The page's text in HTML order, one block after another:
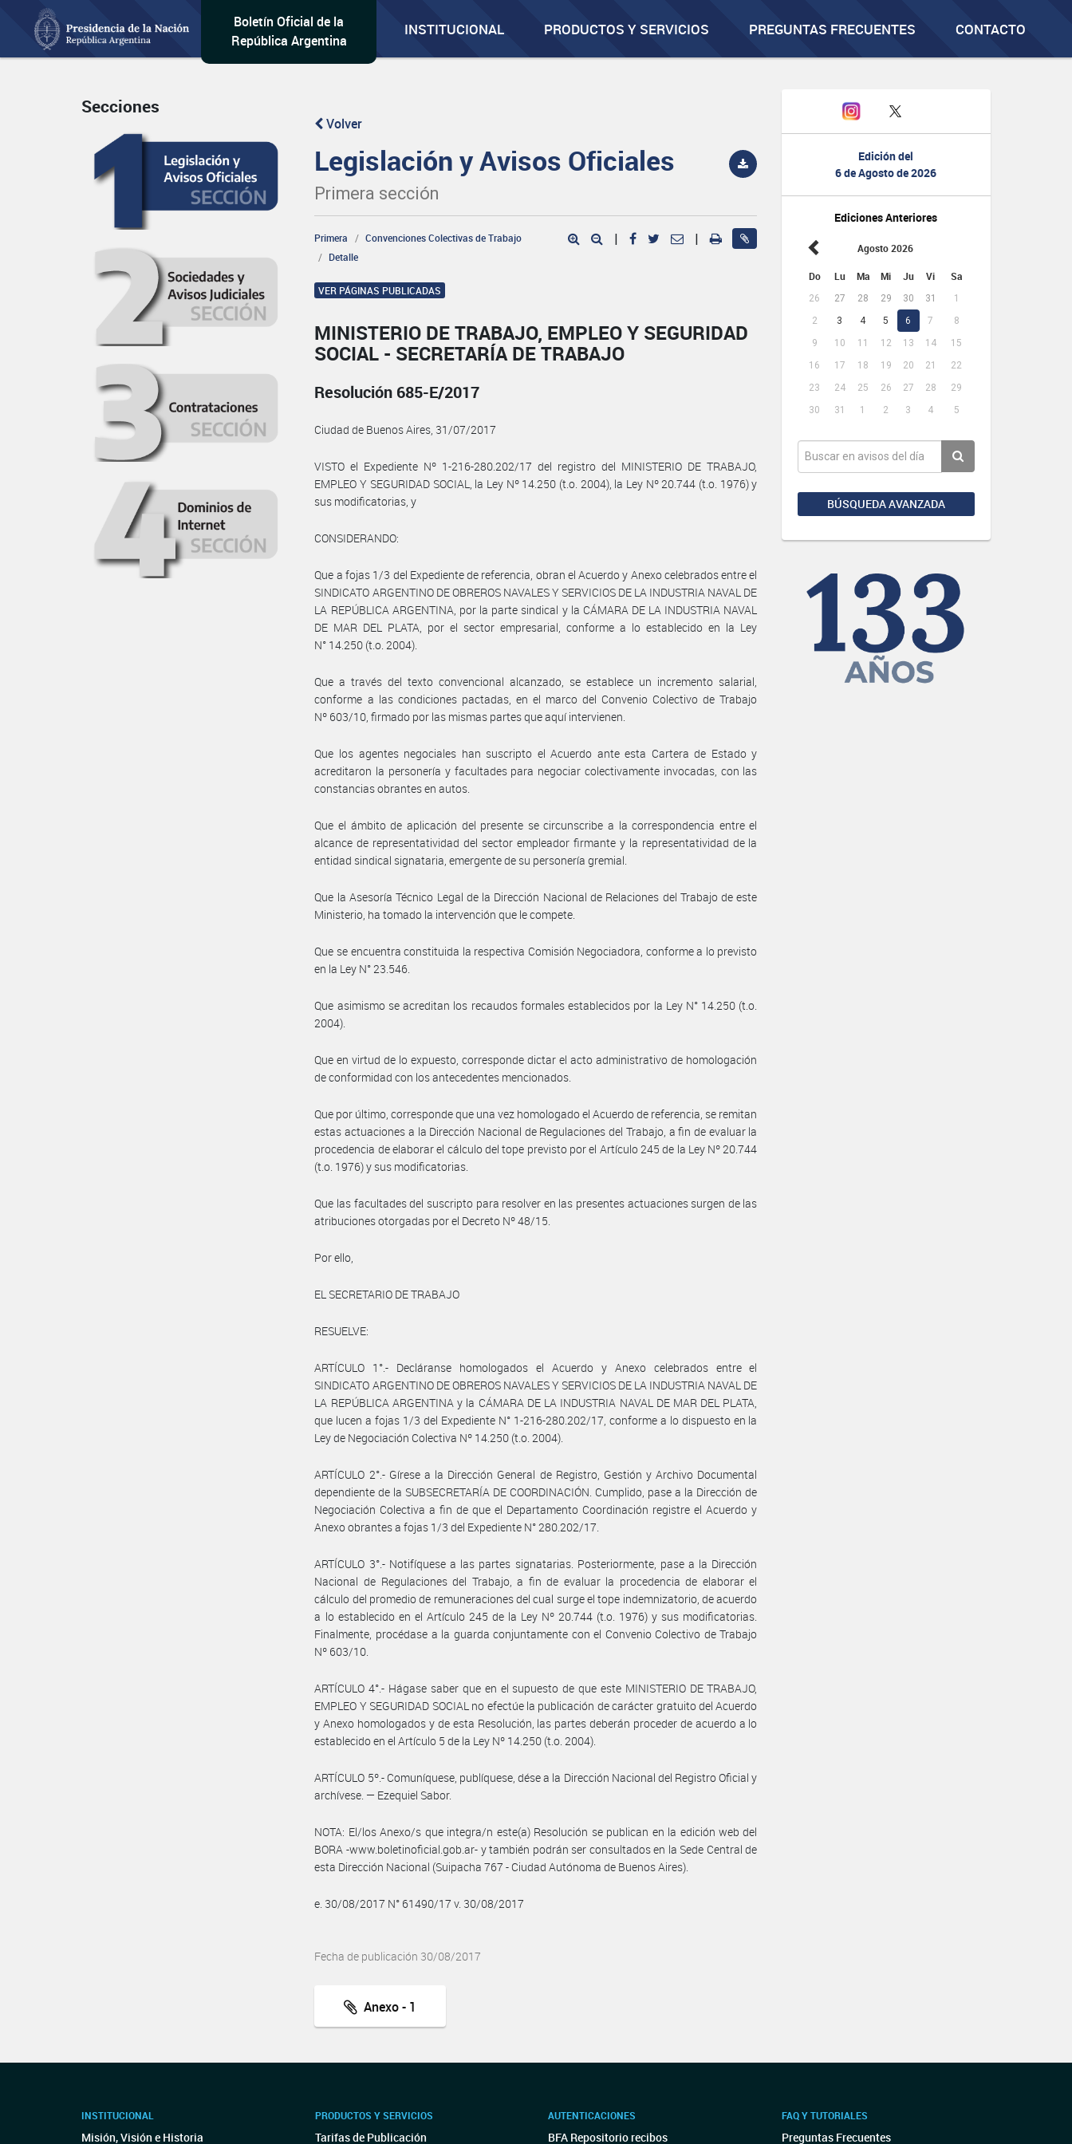
Boletín Oficial de la
República Argentina
INSTITUCIONAL PRODUCTOS Y SERVICIOS PREGUNTAS FRECUENTES CONTACTO
Edición del
6 de Agosto de 2026
Ediciones Anteriores
Agosto 2026
Do Lu Ma Mi Ju Vi Sa
26 27 28 29 30 31
1
2
3 4 5 6 7
8
9
10 11 12 13 14
15
16
17 18 19 20 21
22
23
24 25 26 27 28
29
30
31 1 2 3 4 5
BÚSQUEDA AVANZADA
Secciones
Volver
Legislación y Avisos Oficiales
Primera sección
Primera
Convenciones Colectivas de Trabajo
Detalle
| |
VER PÁGINAS PUBLICADAS
MINISTERIO DE TRABAJO, EMPLEO Y SEGURIDAD
SOCIAL - SECRETARÍA DE TRABAJO
Resolución 685-E/2017
Ciudad de Buenos Aires, 31/07/2017
VISTO el Expediente Nº 1-216-280.202/17 del registro del MINISTERIO DE TRABAJO,
EMPLEO Y SEGURIDAD SOCIAL, la Ley Nº 14.250 (t.o. 2004), la Ley Nº 20.744 (t.o. 1976) y
sus modificatorias, y
CONSIDERANDO:
Que a fojas 1/3 del Expediente de referencia, obran el Acuerdo y Anexo celebrados entre el
SINDICATO ARGENTINO DE OBREROS NAVALES Y SERVICIOS DE LA INDUSTRIA NAVAL DE
LA REPÚBLICA ARGENTINA, por la parte sindical y la CÁMARA DE LA INDUSTRIA NAVAL
DE MAR DEL PLATA, por el sector empresarial, conforme a lo establecido en la Ley
N° 14.250 (t.o. 2004).
Que a través del texto convencional alcanzado, se establece un incremento salarial,
conforme a las condiciones pactadas, en el marco del Convenio Colectivo de Trabajo
Nº 603/10, firmado por las mismas partes que aquí intervienen.
Que los agentes negociales han suscripto el Acuerdo ante esta Cartera de Estado y
acreditaron la personería y facultades para negociar colectivamente invocadas, con las
constancias obrantes en autos.
Que el ámbito de aplicación del presente se circunscribe a la correspondencia entre el
alcance de representatividad del sector empleador firmante y la representatividad de la
entidad sindical signataria, emergente de su personería gremial.
Que la Asesoría Técnico Legal de la Dirección Nacional de Relaciones del Trabajo de este
Ministerio, ha tomado la intervención que le compete.
Que se encuentra constituida la respectiva Comisión Negociadora, conforme a lo previsto
en la Ley N° 23.546.
Que asimismo se acreditan los recaudos formales establecidos por la Ley N° 14.250 (t.o.
2004).
Que en virtud de lo expuesto, corresponde dictar el acto administrativo de homologación
de conformidad con los antecedentes mencionados.
Que por último, corresponde que una vez homologado el Acuerdo de referencia, se remitan
estas actuaciones a la Dirección Nacional de Regulaciones del Trabajo, a fin de evaluar la
procedencia de elaborar el cálculo del tope previsto por el Artículo 245 de la Ley Nº 20.744
(t.o. 1976) y sus modificatorias.
Que las facultades del suscripto para resolver en las presentes actuaciones surgen de las
atribuciones otorgadas por el Decreto Nº 48/15.
Por ello,
EL SECRETARIO DE TRABAJO
RESUELVE:
ARTÍCULO 1°.- Decláranse homologados el Acuerdo y Anexo celebrados entre el
SINDICATO ARGENTINO DE OBREROS NAVALES Y SERVICIOS DE LA INDUSTRIA NAVAL DE
LA REPÚBLICA ARGENTINA y la CÁMARA DE LA INDUSTRIA NAVAL DE MAR DEL PLATA,
que lucen a fojas 1/3 del Expediente N° 1-216-280.202/17, conforme a lo dispuesto en la
Ley de Negociación Colectiva Nº 14.250 (t.o. 2004).
ARTÍCULO 2°.- Gírese a la Dirección General de Registro, Gestión y Archivo Documental
dependiente de la SUBSECRETARÍA DE COORDINACIÓN. Cumplido, pase a la Dirección de
Negociación Colectiva a fin de que el Departamento Coordinación registre el Acuerdo y
Anexo obrantes a fojas 1/3 del Expediente N° 280.202/17.
ARTÍCULO 3°.- Notifíquese a las partes signatarias. Posteriormente, pase a la Dirección
Nacional de Regulaciones del Trabajo, a fin de evaluar la procedencia de elaborar el
cálculo del promedio de remuneraciones del cual surge el tope indemnizatorio, de acuerdo
a lo establecido en el Artículo 245 de la Ley Nº 20.744 (t.o. 1976) y sus modificatorias.
Finalmente, procédase a la guarda conjuntamente con el Convenio Colectivo de Trabajo
Nº 603/10.
ARTÍCULO 4°.- Hágase saber que en el supuesto de que este MINISTERIO DE TRABAJO,
EMPLEO Y SEGURIDAD SOCIAL no efectúe la publicación de carácter gratuito del Acuerdo
y Anexo homologados y de esta Resolución, las partes deberán proceder de acuerdo a lo
establecido en el Artículo 5 de la Ley Nº 14.250 (t.o. 2004).
ARTÍCULO 5º.- Comuníquese, publíquese, dése a la Dirección Nacional del Registro Oficial y
archívese. — Ezequiel Sabor.
NOTA: El/los Anexo/s que integra/n este(a) Resolución se publican en la edición web del
BORA -www.boletinoficial.gob.ar- y también podrán ser consultados en la Sede Central de
esta Dirección Nacional (Suipacha 767 - Ciudad Autónoma de Buenos Aires).
e. 30/08/2017 N° 61490/17 v. 30/08/2017
Fecha de publicación 30/08/2017
Anexo - 1
INSTITUCIONAL
Misión, Visión e Historia
PRODUCTOS Y SERVICIOS
Tarifas de Publicación
AUTENTICACIONES
BFA Repositorio recibos
FAQ Y TUTORIALES
Preguntas Frecuentes